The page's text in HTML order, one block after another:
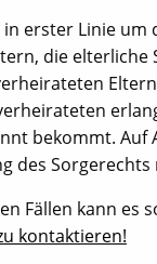
erster Linie um
die elterliche
bekommt.
des Sorgerechts
Fällen kann es
kontaktieren!